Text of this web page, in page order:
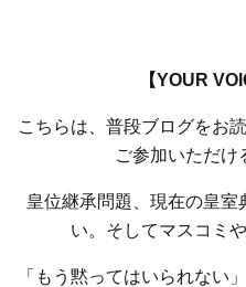
【YOUR
こちらは、普段ブログをお
ご参加いただけ
皇位継承問題、現在の皇室
い。そしてマスコミ
「もう黙ってはいられない